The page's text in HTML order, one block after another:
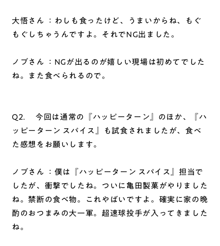
大悟さん ：わしも食ったけど、うまいからね、もぐ
もぐしちゃうんですよ。それでNG出ました。
ノブさん ：NGが出るのが嬉しい現場は初めてでした
ね。また食べられるので。
Q2. 今回は通常の『ハッピーターン』のほか、『ハ
ッピーターン スパイス』も試食されましたが、食べ
た感想をお願いします。
ノブさん ：僕は『ハッピーターン スパイス』担当で
したが、衝撃でしたね。ついに亀田製菓がやりました
ね。禁断の食べ物。これやばいですよ。確実に家の晩
酌のおつまみの大一軍。超速球投手が入ってきました
ね。